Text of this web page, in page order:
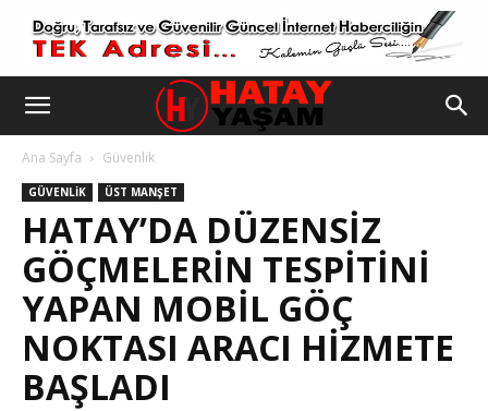
Ana Sayfa Güvenlik
GÜVENLIK ÜST MANŞET
HATAY’DA DÜZENSIZ
GÖÇMELERIN TESPITINI
YAPAN MOBIL GÖÇ
NOKTASI ARACI HIZMETE
BAŞLADI